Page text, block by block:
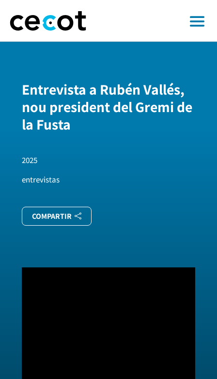
Entrevista a Rubén Vallés,
nou president del Gremi de
la Fusta
2025
entrevistas
COMPARTIR